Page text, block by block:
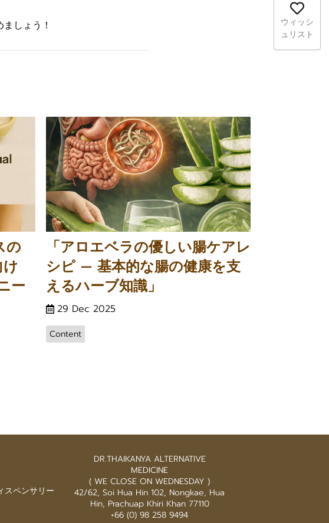
しょう！
の
ー
「アロエベラの優しい腸ケアレ
シピ — 基本的な腸の健康を支
えるハーブ知識」
29 Dec 2025
Content
スペンサリー
DR.THAIKANYA ALTERNATIVE
MEDICINE
( WE CLOSE ON WEDNESDAY )
42/62, Soi Hua Hin 102, Nongkae, Hua
Hin, Prachuap Khiri Khan 77110
+66 (0) 98 258 9494
ウィッシ
ュリスト